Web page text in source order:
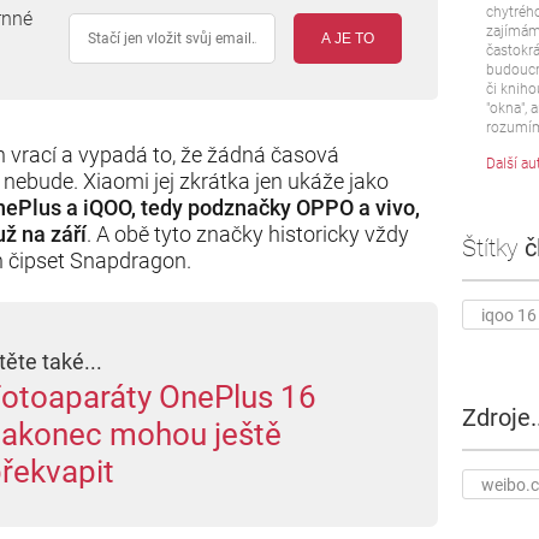
A JE TO
a vypadá to, že žádná časová
Xiaomi jej zkrátka jen ukáže jako
a iQOO, tedy podznačky OPPO a vivo,
na září. A obě tyto značky historicky vždy
čipset Snapdragon.
také...
OnePlus 16
mohou ještě
či
"okna",
Další
Štítky
iqoo 16